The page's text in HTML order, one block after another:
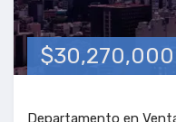
$30,270,000
Departamento en